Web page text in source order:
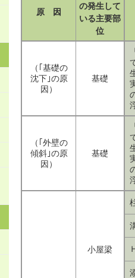
原 因
の発生して
いる主要部
位
（｢基礎の
沈下｣の原
因）
基礎
（｢外壁の
傾斜｣の原
因）
基礎
小屋梁